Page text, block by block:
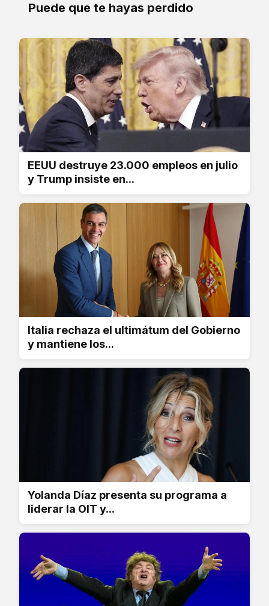
Puede que te hayas perdido
EEUU destruye 23.000 empleos en julio
y Trump insiste en...
Italia rechaza el ultimátum del Gobierno
y mantiene los...
Yolanda Díaz presenta su programa a
liderar la OIT y...